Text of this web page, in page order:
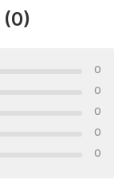
(0)
0
0
0
0
0